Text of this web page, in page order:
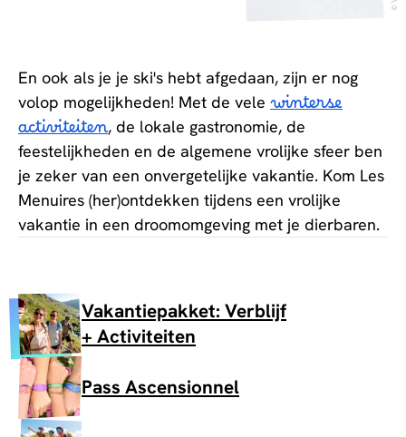
En ook als je je ski's hebt afgedaan, zijn er nog
volop mogelijkheden! Met de vele winterse
activiteiten, de lokale gastronomie, de
feestelijkheden en de algemene vrolijke sfeer ben
je zeker van een onvergetelijke vakantie. Kom Les
Menuires (her)ontdekken tijdens een vrolijke
vakantie in een droomomgeving met je dierbaren.
Vakantiepakket: Verblijf
+ Activiteiten
Pass Ascensionnel